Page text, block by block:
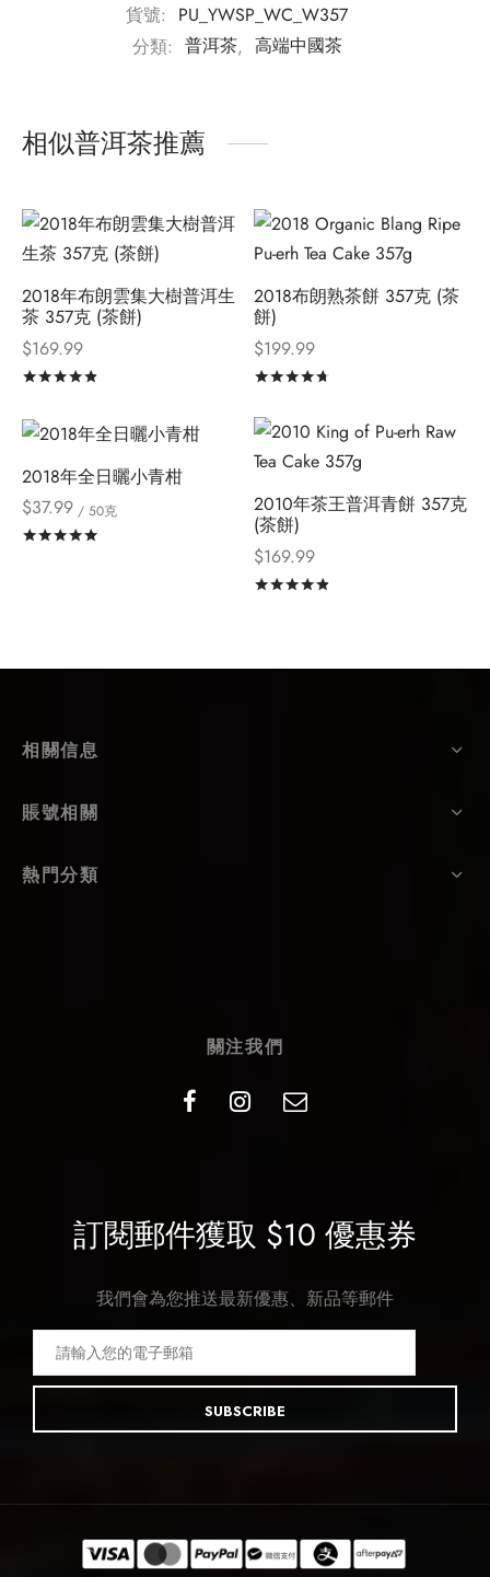
貨號: PU_YWSP_WC_W357
分類: 普洱茶, 高端中國茶
相似普洱茶推薦
2018年布朗雲集大樹普洱生
茶 357克 (茶餅)
$169.99
2018布朗熟茶餅 357克 (茶
餅)
$199.99
2018年全日曬小青柑
$37.99 / 50克
2010年茶王普洱青餅 357克
(茶餅)
$169.99
相關信息
賬號相關
熱門分類
關注我們
訂閱郵件獲取 $10 優惠券
我們會為您推送最新優惠、新品等郵件
SUBSCRIBE